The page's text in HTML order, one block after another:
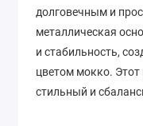
долговечным и
металлическая
и стабильность,
цветом мокко. Этот
стильный и